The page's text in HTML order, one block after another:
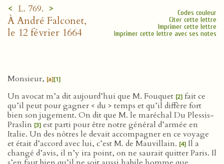
< L. 769. >
À André Falconet,
le 12 février 1664
Codes couleur
Citer cette lettre
Imprimer cette lettre
Imprimer cette lettre avec ses notes
Monsieur, [a][1]
Un avocat m’a dit aujourd’hui que M. Fouquet [2] fait ce
qu’il peut pour gagner < du > temps et qu’il diffère fort
bien son jugement. On dit que M. le maréchal Du Plessis-
Praslin [3] est parti pour être notre général d’armée en
Italie. Un des nôtres le devait accompagner en ce voyage
et était d’accord avec lui, c’est M. de Mauvillain. [4] Il a
changé d’avis, il n’y ira point, on ne saurait quitter Paris. Il